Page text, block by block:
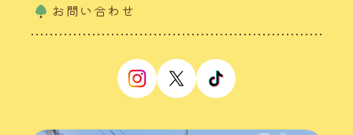
お問い合わせ